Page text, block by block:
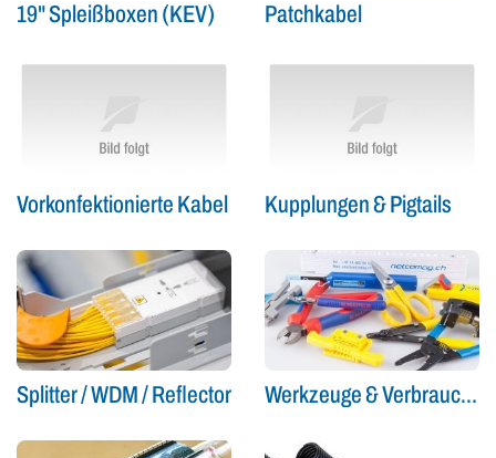
19" Spleißboxen (KEV) Patchkabel
Vorkonfektionierte Kabel Kupplungen & Pigtails
Splitter / WDM / Reflector Werkzeuge & Verbrauchsmaterial